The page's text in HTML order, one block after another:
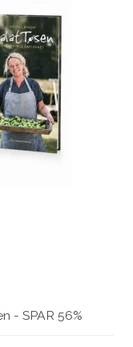
- SPAR 56%